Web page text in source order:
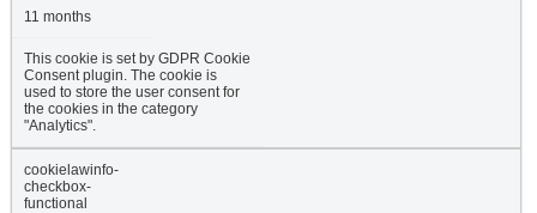
11 months
This cookie is set by GDPR Cookie
Consent plugin. The cookie is
used to store the user consent for
the cookies in the category
"Analytics".
cookielawinfo-
checkbox-
functional